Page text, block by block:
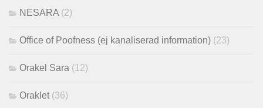
NESARA (2)
Office of Poofness (ej kanaliserad information) (23)
Orakel Sara (12)
Oraklet (36)